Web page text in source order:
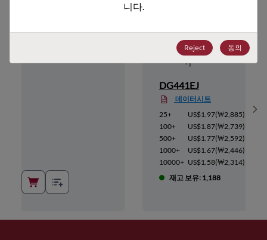
DG441EJ
데이터시트
25+
US$1.97(₩2,885)
100+
US$1.87(₩2,739)
500+
US$1.77(₩2,592)
1000+
US$1.67(₩2,446)
10000+ US$1.58(₩2,314)
재고 보유: 1,188
니다.
Reject 동의